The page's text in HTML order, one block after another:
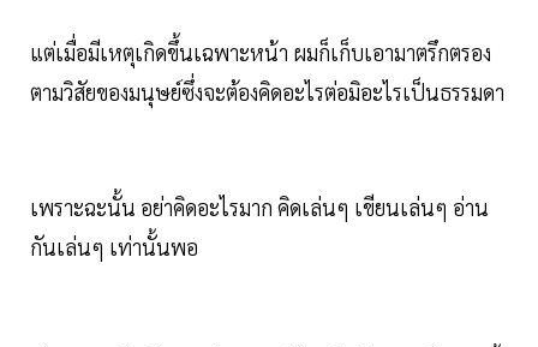
แต่เมื่อมีเหตุเกิดขึ้นเฉพาะหน้า ผมก็เก็บเอามาตรึกตรอง
ตามวิสัยของมนุษย์ซึ่งจะต้องคิดอะไรต่อมิอะไรเป็นธรรมดา
เพราะฉะนั้น อย่าคิดอะไรมาก คิดเล่นๆ เขียนเล่นๆ อ่าน
กันเล่นๆ เท่านั้นพอ